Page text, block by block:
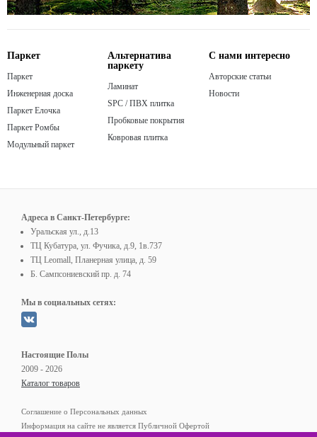
Паркет
Паркет
Инженерная доска
Паркет Елочка
Паркет Ромбы
Модульный паркет
Альтернатива
паркету
Ламинат
SPC / ПВХ плитка
Пробковые покрытия
Ковровая плитка
С нами интересно
Авторские статьи
Новости
Адреса в Санкт-Петербурге:
Уральская ул., д.13
ТЦ Кубатура, ул. Фучика, д.9, 1в.737
ТЦ Leomall, Планерная улица, д. 59
Б. Сампсониевский пр. д. 74
Мы в социальных сетях:
Настоящие Полы
2009 - 2026
Каталог товаров
Соглашение о Персональных данных
Информация на сайте не является Публичной Офертой